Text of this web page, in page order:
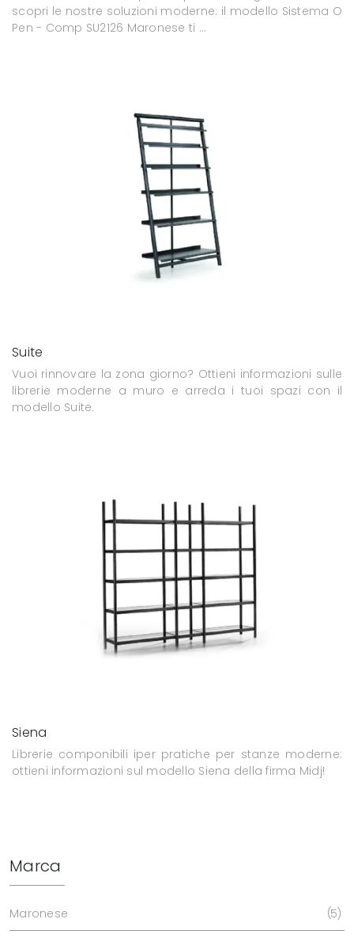
scopri le nostre soluzioni moderne: il modello Sistema O
Pen - Comp SU2126 Maronese ti ...
Suite
Vuoi rinnovare la zona giorno? Ottieni informazioni sulle
librerie moderne a muro e arreda i tuoi spazi con il
modello Suite.
Siena
Librerie componibili iper pratiche per stanze moderne:
ottieni informazioni sul modello Siena della firma Midj!
Marca
Maronese 5